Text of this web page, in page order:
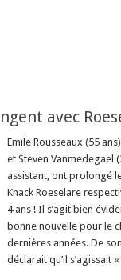
avec
Emile Rousseaux (55
et Steven Vanmedegael
assistant, ont prolongé
Knack Roeselare
4 ans ! Il s’agit bien
bonne nouvelle pour le
dernières années. De
déclarait qu’il s’agissait